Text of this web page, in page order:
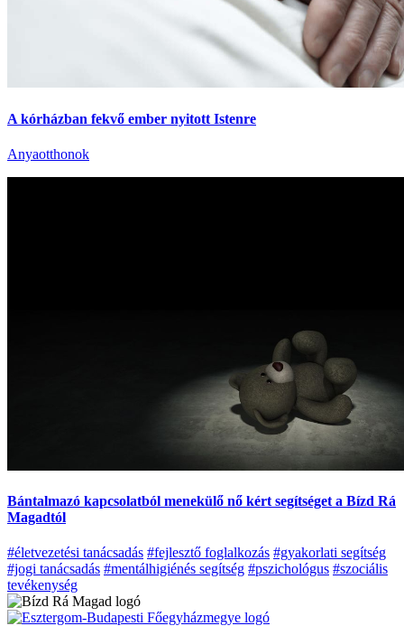
A kórházban fekvő ember nyitott Istenre
Anyaotthonok
Bántalmazó kapcsolatból menekülő nő kért segítséget a Bízd Rá
Magadtól
#életvezetési tanácsadás #fejlesztő foglalkozás #gyakorlati segítség
#jogi tanácsadás #mentálhigiénés segítség #pszichológus #szociális
tevékenység